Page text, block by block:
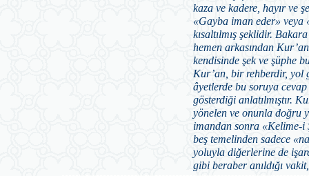
kaza ve kadere, hayır ve
«Gayba iman eder» veya
kısaltılmış şeklidir.
hemen arkasından
kendisinde şek ve şüphe
Kur’an, bir rehberdir, yol
âyetlerde bu soruya
gösterdiği anlatılmıştır.
yönelen ve onunla doğru
imandan sonra «Kelime-i
beş temelinden sadece
yoluyla diğerlerine de
gibi beraber anıldığı